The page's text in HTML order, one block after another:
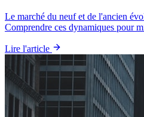
Le marché du neuf et de l'ancien
Comprendre ces dynamiques pour
Lire l'article